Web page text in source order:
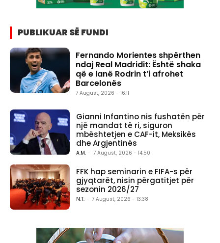
PUBLIKUAR SË FUNDI
Fernando Morientes shpërthen
ndaj Real Madridit: Është shaka
që e lanë Rodrin t’i afrohet
Barcelonës
7 August, 2026 - 16:11
Gianni Infantino nis fushatën për
një mandat të ri, siguron
mbështetjen e CAF-it, Meksikës
dhe Argjentinës
A.M. - 7 August, 2026 - 14:50
FFK hap seminarin e FIFA-s për
gjyqtarët, nisin përgatitjet për
sezonin 2026/27
N.T. - 7 August, 2026 - 13:38